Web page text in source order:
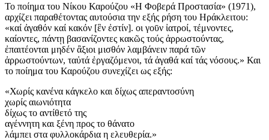
Το ποίημα του Νίκου Καρούζου «Η Φοβερά Προστασία» (1971),
αρχίζει παραθέτοντας αυτούσια την εξής ρήση του Ηράκλειτου:
«καί ἀγαθόν καί κακόν [ἓν ἐστίν]. οι γοῡν ἰατροί, τέμνοντες,
καίοντες, πάντῃ βασανίζοντες κακῶς τούς ἀρρωστούντας,
ἐπαιτέονται μηδέν ἂξιοι μισθόν λαμβάνειν παρά τῶν
ἀρρωστούντων, ταὐτά ἐργαζόμενοι, τά ἀγαθά καί τάς νόσους.» Και
το ποίημα του Καρούζου συνεχίζει ως εξής:
«Χωρίς κανένα κάγκελο και δίχως απεραντοσύνη
χωρίς αιωνιότητα
δίχως το αντίθετό της
αγέννητη και ξένη προς το θάνατο
λάμπει στα φυλλοκάρδια η ελευθερία.»